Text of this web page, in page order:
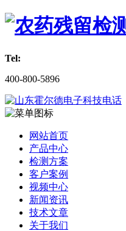
Tel:
400-800-5896
网站首页
产品中心
检测方案
客户案例
视频中心
新闻资讯
技术文章
关于我们